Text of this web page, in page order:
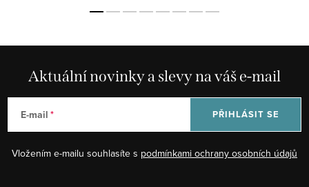
Aktuální novinky a slevy na váš e-mail
E-mail
Vložením e-mailu souhlasíte s podmínkami ochrany osobních údajů
PŘIHLÁSIT SE